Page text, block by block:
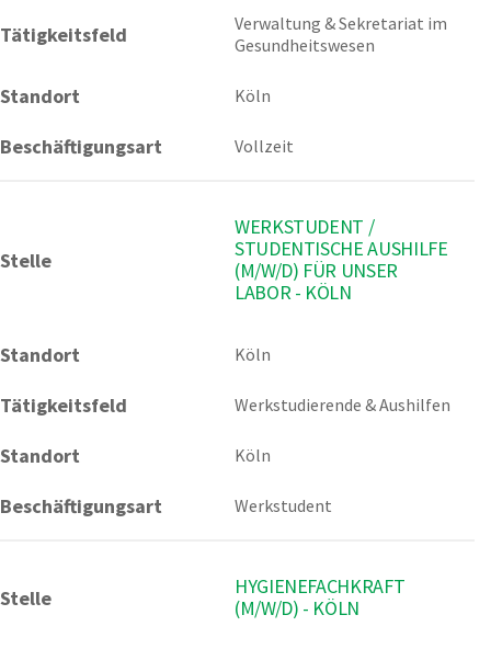
Tätigkeitsfeld
Verwaltung & Sekretariat im
Gesundheitswesen
Standort Köln
Beschäftigungsart Vollzeit
Stelle
WERKSTUDENT /
STUDENTISCHE AUSHILFE
(M/W/D) FÜR UNSER
LABOR - KÖLN
Standort Köln
Tätigkeitsfeld Werkstudierende & Aushilfen
Standort Köln
Beschäftigungsart Werkstudent
Stelle
HYGIENEFACHKRAFT
(M/W/D) - KÖLN